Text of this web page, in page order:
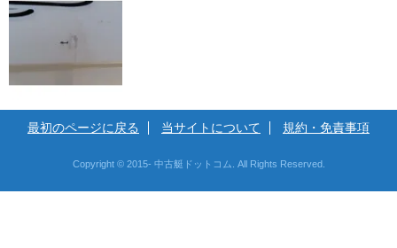
最初のページに戻る 当サイトについて 規約・免責事項
Copyright © 2015- 中古艇ドットコム. All Rights Reserved.